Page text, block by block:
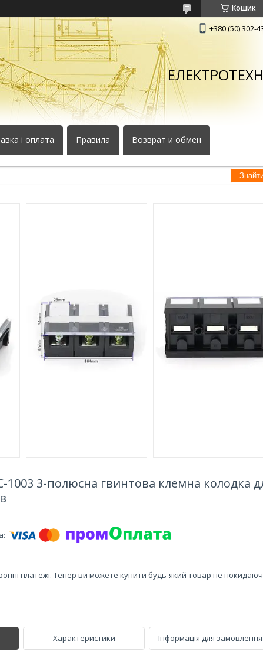
Кошик
+380 (50) 302-
і оплата Правила Возврат и обмен
1003 3-полюсна гвинтова клемна колодка
платежі. Тепер ви можете купити будь-який товар не
Характеристики Інформація для замовлення